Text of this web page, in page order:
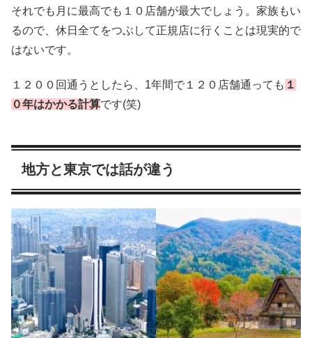
それでも月に最高でも１０店舗が最大でしょう。家族もい
るので、休日全てをつぶして正規店に行くことは現実的で
はないです。
１２００回通うとしたら、1年間で１２０店舗通っても １
０年はかかる計算です(笑)
地方と東京では話が違う